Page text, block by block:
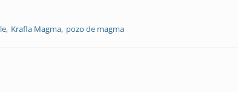
Krafla Magma pozo de magma
ilimitada